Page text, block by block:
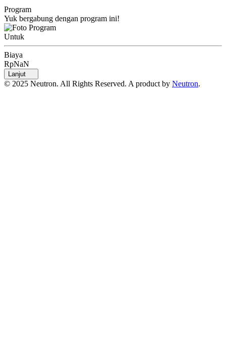
Program
Yuk bergabung dengan program ini!
Untuk
Biaya
RpNaN
Lanjut
© 2025 Neutron. All Rights Reserved. A product by Neutron.